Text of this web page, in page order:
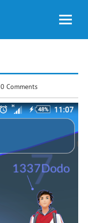
0 Comments